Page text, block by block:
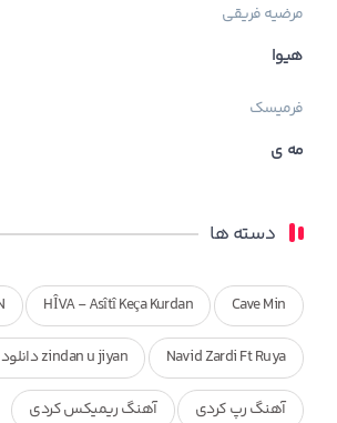
مرضیه فریقی
هیوا
فرمیسک
مه ی
دسته ها
Cave Min
HÎVA - Asîtî Keça Kurdan
Navid Zardi Ft Ruya zindan u jiyan دانلود اهنگ
آهنگ رپ کردی آهنگ ریمیکس کردی